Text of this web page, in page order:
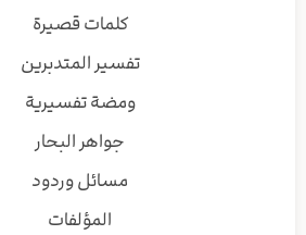
كلمات قصيرة
تفسير المتدبرين
ومضة تفسيرية
جواهر البحار
مسائل وردود
المؤلفات